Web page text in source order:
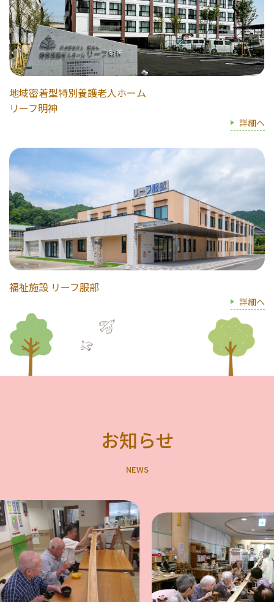
地域密着型特別養護老人ホーム
リーフ明神
詳細へ
福祉施設 リーフ服部
詳細へ
お知らせ
NEWS